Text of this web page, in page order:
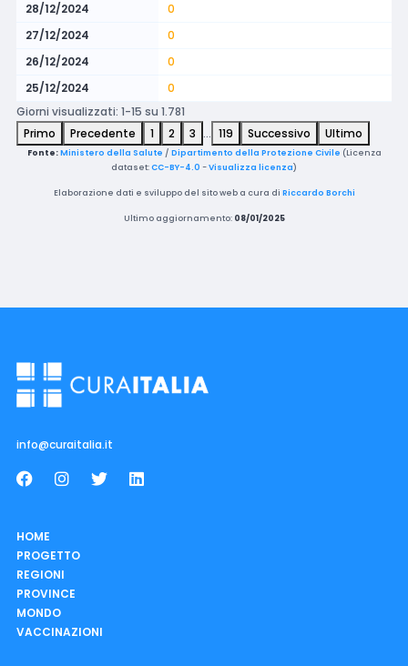
28/12/2024
0
27/12/2024
0
26/12/2024
0
25/12/2024
0
Giorni visualizzati: 1-15 su 1.781
Primo
Precedente 1 2 3 … 119 Successivo Ultimo
Fonte: Ministero della Salute / Dipartimento della Protezione Civile (Licenza
dataset:CC-BY-4.0 -Visualizza licenza)
Elaborazione dati e sviluppo del sito web a cura di Riccardo Borchi
Ultimo aggiornamento: 08/01/2025
info@curaitalia.it
HOME
PROGETTO
REGIONI
PROVINCE
MONDO
VACCINAZIONI